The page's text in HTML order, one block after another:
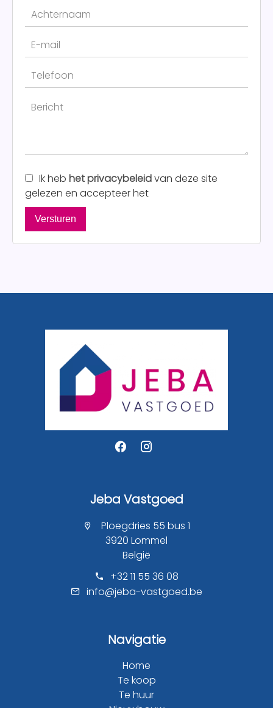
Ik heb het privacybeleidvan deze site
gelezen en accepteer het
Versturen
Jeba Vastgoed
Ploegdries 55 bus 1
3920 Lommel
België
+32 11 55 36 08
info@jeba-vastgoed.be
Navigatie
Home
Te koop
Te huur